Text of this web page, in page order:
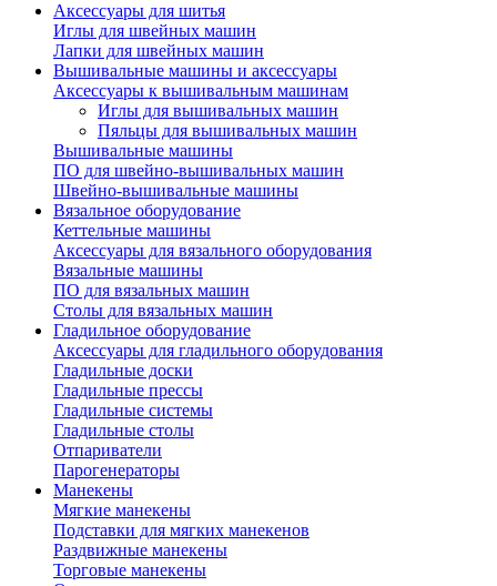
Аксессуары для шитья
Иглы для швейных машин
Лапки для швейных машин
Вышивальные машины и аксессуары
Аксессуары к вышивальным машинам
Иглы для вышивальных машин
Пяльцы для вышивальных машин
Вышивальные машины
ПО для швейно-вышивальных машин
Швейно-вышивальные машины
Вязальное оборудование
Кеттельные машины
Аксессуары для вязального оборудования
Вязальные машины
ПО для вязальных машин
Столы для вязальных машин
Гладильное оборудование
Аксессуары для гладильного оборудования
Гладильные доски
Гладильные прессы
Гладильные системы
Гладильные столы
Отпариватели
Парогенераторы
Манекены
Мягкие манекены
Подставки для мягких манекенов
Раздвижные манекены
Торговые манекены